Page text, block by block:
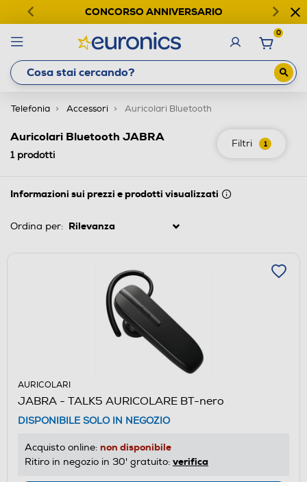
CONCORSO ANNIVERSARIO
0
Telefonia Accessori Auricolari Bluetooth
Filtri 1
Auricolari Bluetooth JABRA
1prodotti
Informazioni sui prezzi e prodotti visualizzati
Ordina per:
AURICOLARI
JABRA - TALK5 AURICOLARE BT-nero
DISPONIBILE SOLO IN NEGOZIO
Acquisto online: non disponibile
Ritiro in negozio in 30' gratuito: verifica